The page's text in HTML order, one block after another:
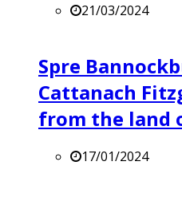
21/03/2024
Spre
Cattanach
from the land
17/01/2024